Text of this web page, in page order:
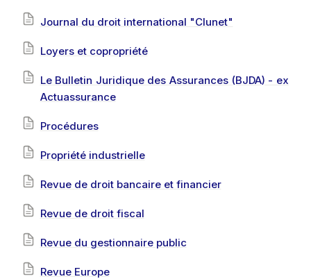
Journal du droit international "Clunet"
Loyers et copropriété
Le Bulletin Juridique des Assurances (BJDA) - ex
Actuassurance
Procédures
Propriété industrielle
Revue de droit bancaire et financier
Revue de droit fiscal
Revue du gestionnaire public
Revue Europe